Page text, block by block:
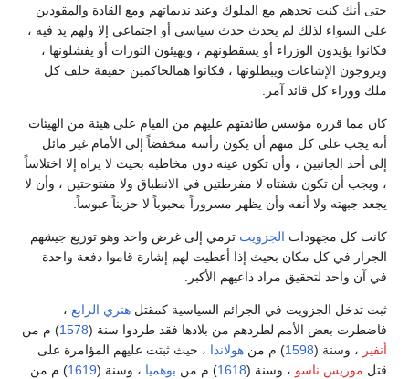
حتى أنك كنت تجدهم مع الملوك وعند نديماتهم ومع القادة والمقودين
على السواء لذلك لم يحدث حدث سياسي أو اجتماعي إلا ولهم يد فيه ،
فكانوا يؤيدون الوزراء أو يسقطونهم ، ويهيئون الثورات أو يفشلونها ،
ويروجون الإشاعات ويبطلونها ، فكانوا همالحاكمين حقيقة خلف كل
ملك ووراء كل قائد آمر.
كان مما قرره مؤسس طائفتهم عليهم من القيام على هيئة من الهيئات
أنه يجب على كل منهم أن يكون رأسه منخفضاً إلى الأمام غير مائل
إلى أحد الجانبين ، وأن تكون عينه دون مخاطبه بحيث لا يراه إلا اختلاساً
، ويجب أن تكون شفتاه لا مفرطتين في الانطباق ولا مفتوحتين ، وأن لا
يجعد جبهته ولا أنفه وأن يظهر مسروراً محبوباً لا حزيناً عبوساً.
كانت كل مجهودات الجزويت ترمي إلى غرض واحد وهو توزيع جيشهم
الجرار في كل مكان بحيث إذا أعطيت لهم إشارة قاموا دفعة واحدة
في آن واحد لتحقيق مراد داعيهم الأكبر.
ثبت تدخل الجزويت في الجرائم السياسية كمقتل هنري الرابع ،
فاضطرت بعض الأمم لطردهم من بلادها فقد طردوا سنة (1578) م من
أنفير ، وسنة (1598) م من هولاندا ، حيث ثبتت عليهم المؤامرة على
قتل موريس ناسو ، وسنة (1618) م من بوهميا ، وسنة (1619) م من